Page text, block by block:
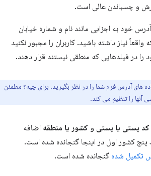
چسباندن عالی است.
به اجزایی مانند نام و شماره خیابان
نیاز داشته باشید. کاربران را مجبور نکنید
فیلدهایی که منطقی نیستند قرار دهند.
آدرس فرم شما را در نظر بگیرید. برای چیه؟ مطمئن
را تنظیم می کند.
یا پستیوکشور یا منطقهاضافه
کشور اول در اینجا گنجانده شده است.
شده گنجانده شده است.